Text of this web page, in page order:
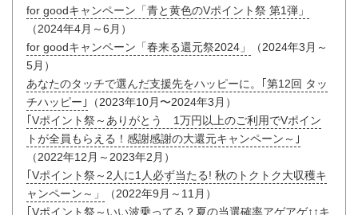
for goodキャンペーン「青と黄色のVポイント祭 第1弾」
（2024年4月～6月）
for goodキャンペーン「春来る還元祭2024」
（2024年3月～
5月）
あなたのタッチで選んだ支援先をハッピーに。｢第12回 タッ
チハッピー｣
（2023年10月〜2024年3月）
｢Vポイント祭～ありがとう 1万円以上のご利用でVポイン
トが全員もらえる！感謝感謝の大還元キャンペーン～｣
（2022年12月～2023年2月）
｢Vポイント祭～2人に1人必ず当たる! 秋のトクトク大収穫キ
ャンペーン～」
（2022年9月～11月）
｢Vポイント祭～いい波乗ってる？夏の当選確率アゲアゲ↑↑キ